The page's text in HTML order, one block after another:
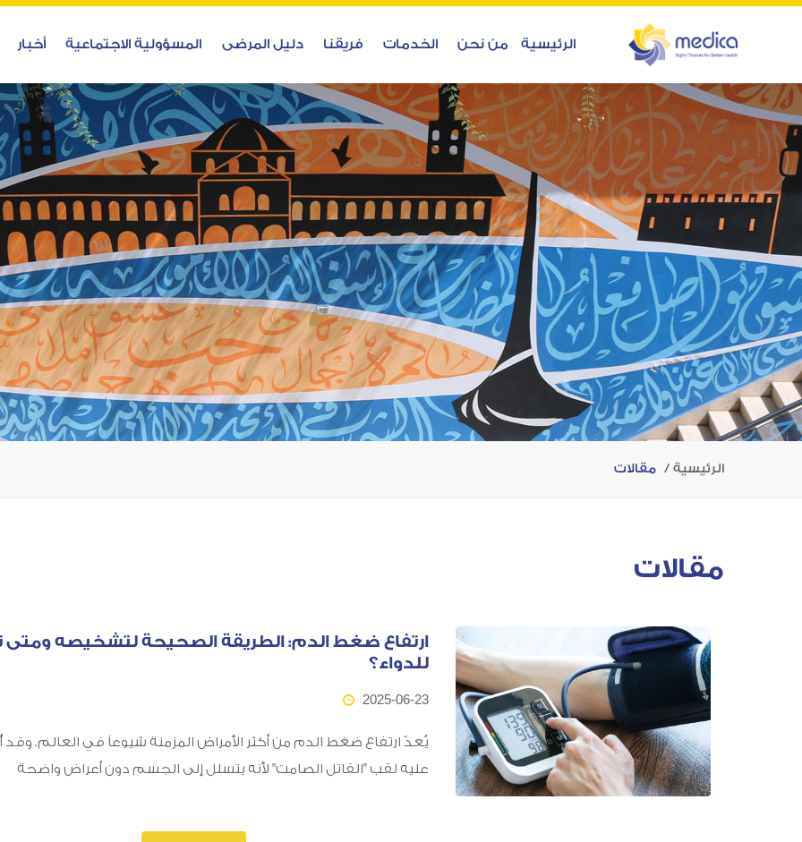
الرئيسية من نحن الخدمات فريقنا دليل المرضى المسؤولية الاجتماعية أخبار
الرئيسية مقالات
مقالات
ارتفاع ضغط الدم: الطريقة الصحيحة لتشخيصه ومتى
للدواء؟
2025-06-23
يُعدّ ارتفاع ضغط الدم من أكثر الأمراض المزمنة شيوعاً في العالم. وقد
عليه لقب "القاتل الصامت" لأنه يتسلل إلى الجسم دون أعراض واضحة